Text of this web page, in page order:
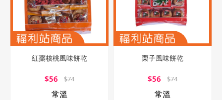
紅棗核桃風味餅乾
$56 $74
常溫
栗子風味餅乾
$56 $74
常溫